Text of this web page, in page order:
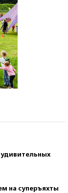
на суперъяхты